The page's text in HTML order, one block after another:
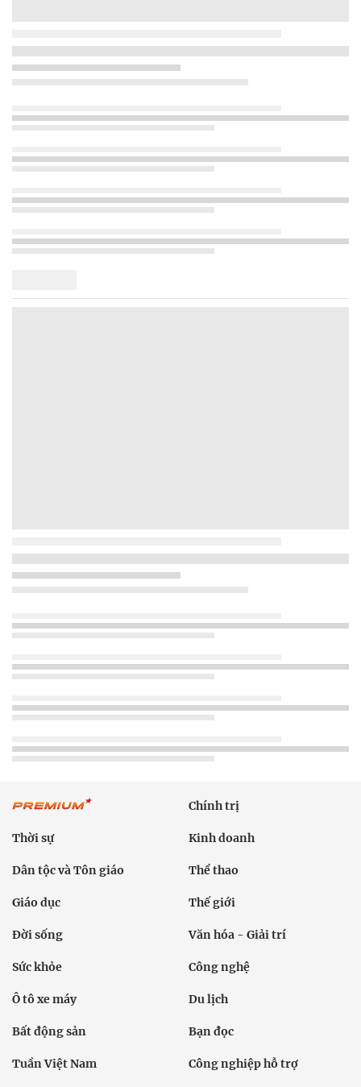
Chính trị
Thời sự Kinh doanh
Dân tộc và Tôn giáo Thể thao
Giáo dục Thế giới
Đời sống Văn hóa - Giải trí
Sức khỏe Công nghệ
Ô tô xe máy Du lịch
Bất động sản Bạn đọc
Tuần Việt Nam Công nghiệp hỗ trợ